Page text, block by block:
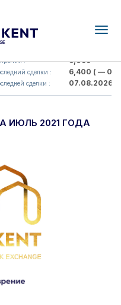
(<O'zmetkombinat> AJ)
: 6,099
сделки : 6,400 ( — 0.0
сделки : 07.08.2026
ИЮЛЬ 2021 ГОДА